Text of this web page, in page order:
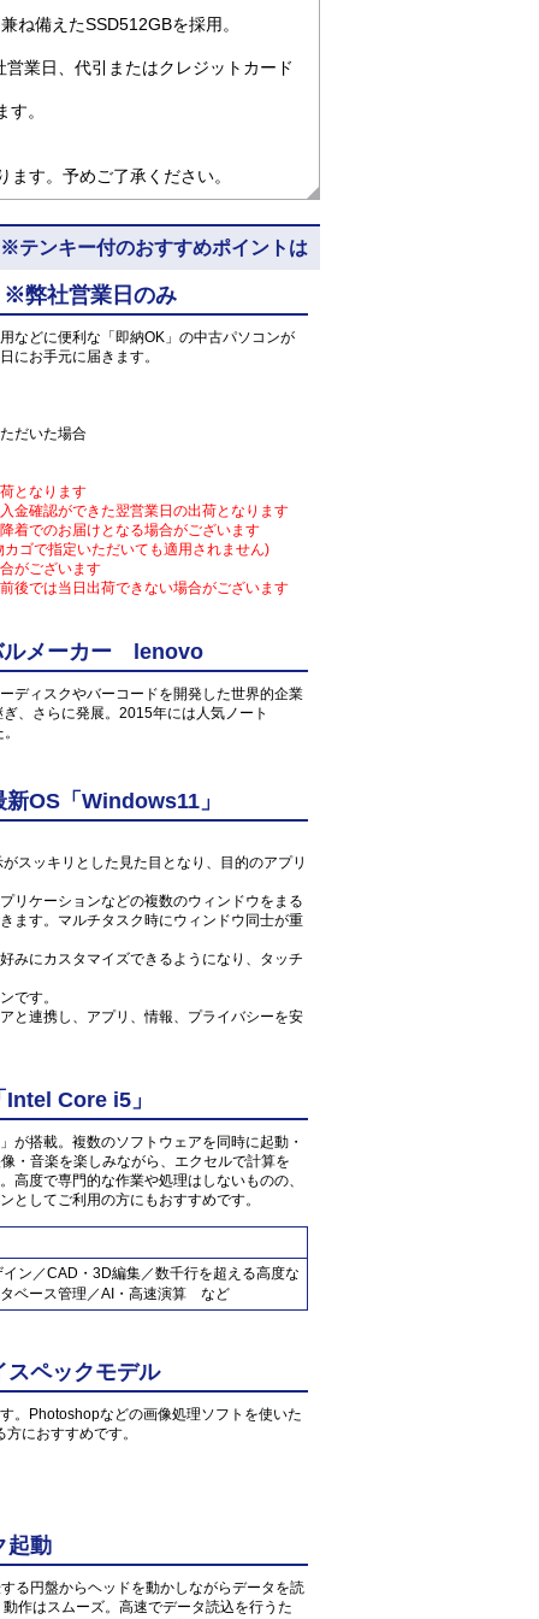
ね備えたSSD512GBを採用。
業日、代引またはクレジットカード
。
す。予めご了承ください。
ンキー付のおすすめポイントは
※弊社営業日のみ
などに便利な「即納OK」の中古パソコンが
にお手元に届きます。
だいた場合
となります
金確認ができた翌営業日の出荷となります
着でのお届けとなる場合がございます
ゴで指定いただいても適用されません)
がございます
後では当日出荷できない場合がございます
ルメーカー lenovo
ディスクやバーコードを開発した世界的企業
、さらに発展。2015年には人気ノート
OS「Windows11」
スッキリとした見た目となり、目的のアプリ
リケーションなどの複数のウィンドウをまる
ます。マルチタスク時にウィンドウ同士が重
みにカスタマイズできるようになり、タッチ
です。
と連携し、アプリ、情報、プライバシーを安
Core i5」
が搭載。複数のソフトウェアを同時に起動・
・音楽を楽しみながら、エクセルで計算を
高度で専門的な作業や処理はしないものの、
としてご利用の方にもおすすめです。
ン／CAD・3D編集／数千行を超える高度な
ベース管理／AI・高速演算 など
スペックモデル
。Photoshopなどの画像処理ソフトを使いた
におすすめです。
起動
る円盤からヘッドを動かしながらデータを読
作はスムーズ。高速でデータ読込を行うた